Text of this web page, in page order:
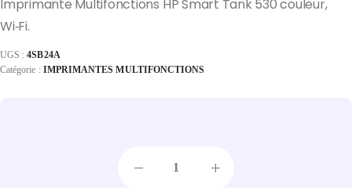
Imprimante Multifonctions HP Smart Tank 530 couleur,
Wi‑Fi.
UGS :4SB24A
Catégorie : IMPRIMANTES MULTIFONCTIONS